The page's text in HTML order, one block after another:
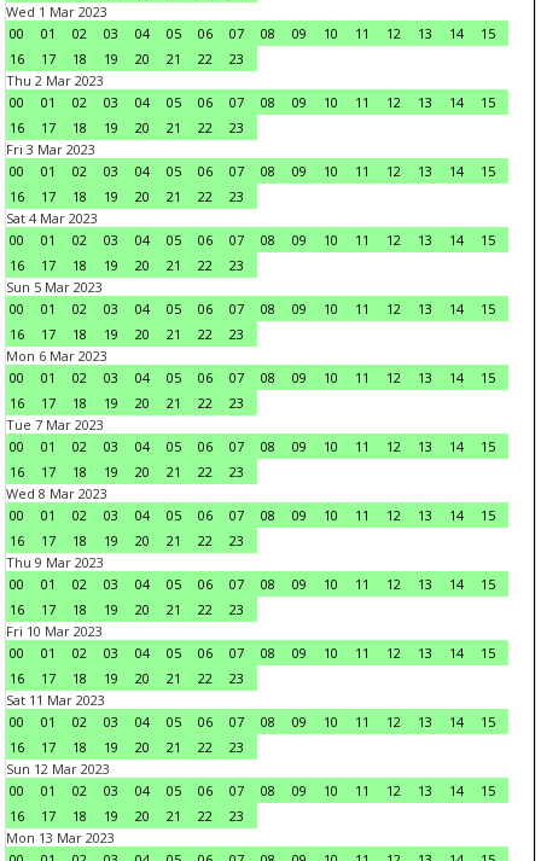
Wed 1 Mar 2023
00
01 02 03 04 05 06 07 08 09 10 11 12 13 14
15
16
17 18 19 20 21 22
23
Thu 2 Mar 2023
00
01 02 03 04 05 06 07 08 09 10 11 12 13 14
15
16
17 18 19 20 21 22
23
Fri 3 Mar 2023
00
01 02 03 04 05 06 07 08 09 10 11 12 13 14
15
16
17 18 19 20 21 22
23
Sat 4 Mar 2023
00
01 02 03 04 05 06 07 08 09 10 11 12 13 14
15
16
17 18 19 20 21 22
23
Sun 5 Mar 2023
00
01 02 03 04 05 06 07 08 09 10 11 12 13 14
15
16
17 18 19 20 21 22
23
Mon 6 Mar 2023
00
01 02 03 04 05 06 07 08 09 10 11 12 13 14
15
16
17 18 19 20 21 22
23
Tue 7 Mar 2023
00
01 02 03 04 05 06 07 08 09 10 11 12 13 14
15
16
17 18 19 20 21 22
23
Wed 8 Mar 2023
00
01 02 03 04 05 06 07 08 09 10 11 12 13 14
15
16
17 18 19 20 21 22
23
Thu 9 Mar 2023
00
01 02 03 04 05 06 07 08 09 10 11 12 13 14
15
16
17 18 19 20 21 22
23
Fri 10 Mar 2023
00
01 02 03 04 05 06 07 08 09 10 11 12 13 14
15
16
17 18 19 20 21 22
23
Sat 11 Mar 2023
00
01 02 03 04 05 06 07 08 09 10 11 12 13 14
15
16
17 18 19 20 21 22
23
Sun 12 Mar 2023
00
01 02 03 04 05 06 07 08 09 10 11 12 13 14
15
16
17 18 19 20 21 22
23
Mon 13 Mar 2023